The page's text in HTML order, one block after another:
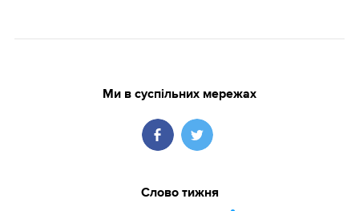
Ми в суспільних мережах
Слово тижня